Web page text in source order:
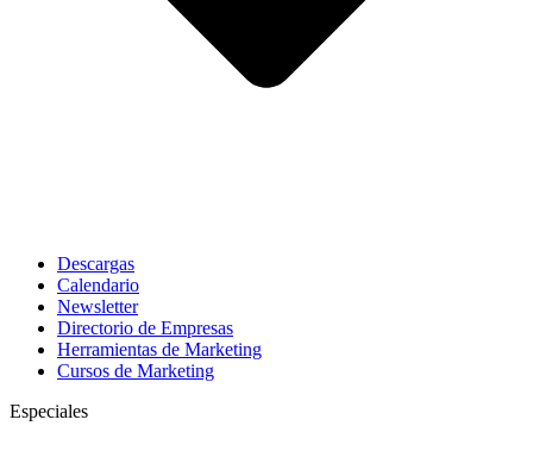
Descargas
Calendario
Newsletter
Directorio de Empresas
Herramientas de Marketing
Cursos de Marketing
Especiales